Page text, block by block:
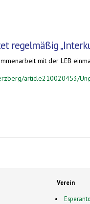
regelmäßig
mit der LEB
article210020453/
Verein